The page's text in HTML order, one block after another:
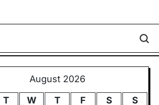
August 2026
T W T F S
S